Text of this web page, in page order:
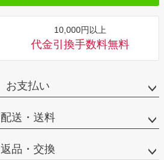
10,000円以上
代金引換手数料無料
お支払い
配送・送料
返品・交換